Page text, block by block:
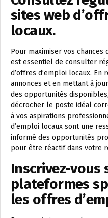
sites web
locaux.
Pour maximiser vos
est essentiel de consulter
d’offres d’emploi locaux. En
annonces et en mettant à
des opportunités
décrocher le poste idéal
à vos aspirations
d’emploi locaux sont une
informé des opportunités
pour être réactif dans votre
Inscrivez-vous
plateformes
les offres